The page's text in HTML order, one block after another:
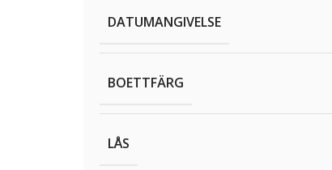
DATUMANGIVELSE
BOETTFÄRG
LÅS